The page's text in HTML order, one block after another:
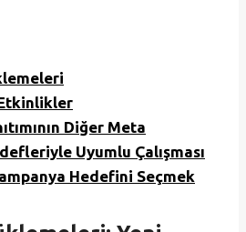
Diğer Meta
Uyumlu Çalışması
Hedefini Seçmek